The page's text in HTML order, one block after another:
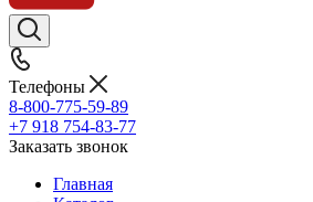
Телефоны
8-800-775-59-89
+7 918 754-83-77
Заказать звонок
Главная